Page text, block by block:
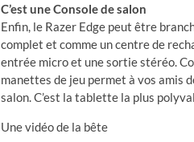
C’est une Console de salon
Enfin, le Razer Edge peut être
complet et comme un centre de
entrée micro et une sortie stéréo.
manettes de jeu permet à vos amis
salon. C’est la tablette la plus
Une vidéo de la bête